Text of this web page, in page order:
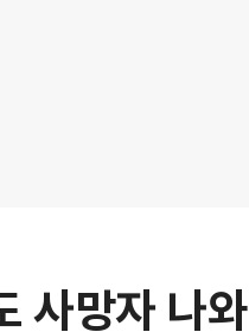
사망자 나와